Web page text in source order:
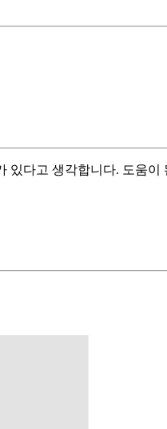
있다고 생각합니다. 도움